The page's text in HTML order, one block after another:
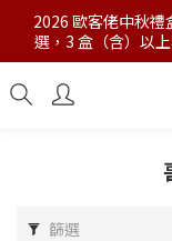
2026 歐客佬中秋
選，3 盒（含）以
篩選